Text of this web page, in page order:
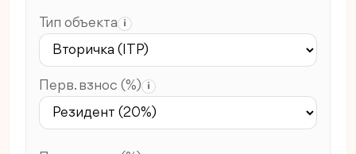
Тип объекта i
Перв. взнос (%) i